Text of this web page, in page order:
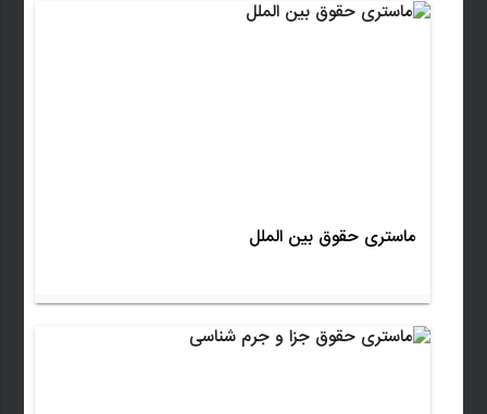
ماستری حقوق بین الملل